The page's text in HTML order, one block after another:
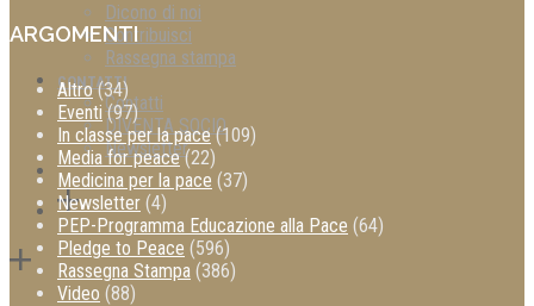
Dicono di noi
Contribuisci
Rassegna stampa
CONTATTI
Contatti
DIVENTA SOCIO
Newsletter
ARGOMENTI
Altro(34)
Eventi(97)
In classe per la pace(109)
Media for peace(22)
Medicina per la pace (37)
Newsletter (4)
PEP-Programma Educazione alla Pace (64)
Pledge to Peace (596)
Rassegna Stampa (386)
Video (88)